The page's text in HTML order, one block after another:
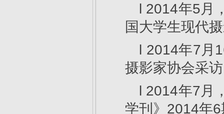
l 2014年5月
国大学生现代
l 2014年7月
摄影家协会采
l 2014年7月
学刊》2014年